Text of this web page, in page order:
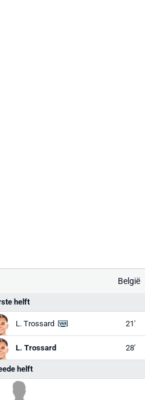
België
helft
L. Trossard 21'
L. Trossard 28'
helft